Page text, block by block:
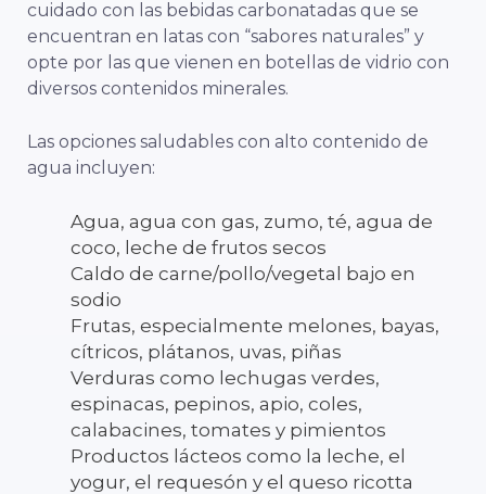
cuidado con las bebidas carbonatadas que se
encuentran en latas con “sabores naturales” y
opte por las que vienen en botellas de vidrio con
diversos contenidos minerales.
Las opciones saludables con alto contenido de
agua incluyen:
Agua, agua con gas, zumo, té, agua de
coco, leche de frutos secos
Caldo de carne/pollo/vegetal bajo en
sodio
Frutas, especialmente melones, bayas,
cítricos, plátanos, uvas, piñas
Verduras como lechugas verdes,
espinacas, pepinos, apio, coles,
calabacines, tomates y pimientos
Productos lácteos como la leche, el
yogur, el requesón y el queso ricotta